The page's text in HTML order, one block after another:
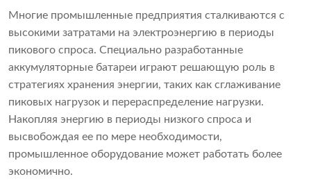
Многие промышленные предприятия сталкиваются с
высокими затратами на электроэнергию в периоды
пикового спроса. Специально разработанные
аккумуляторные батареи играют решающую роль в
стратегиях хранения энергии, таких как сглаживание
пиковых нагрузок и перераспределение нагрузки.
Накопляя энергию в периоды низкого спроса и
высвобождая ее по мере необходимости,
промышленное оборудование может работать более
экономично.